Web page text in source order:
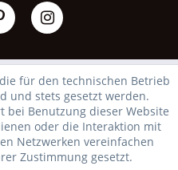
für den technischen Betrieb
und stets gesetzt werden.
bei Benutzung dieser Website
oder die Interaktion mit
Netzwerken vereinfachen
Zustimmung gesetzt.